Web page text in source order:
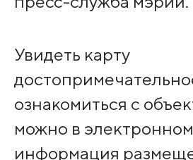
Увидеть карту
ознакомиться с
можно в
информация